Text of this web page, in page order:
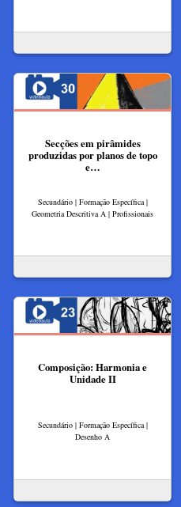
Secções em pirâmides
produzidas por planos de topo
e…
Secundário | Formação Específica |
Geometria Descritiva A | Profissionais
Composição: Harmonia e
Unidade II
Secundário | Formação Específica |
Desenho A